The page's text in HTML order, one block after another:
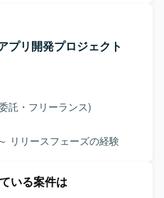
プリ開発プロジェクト
託・フリーランス)
リリースフェーズの経験
いる案件は